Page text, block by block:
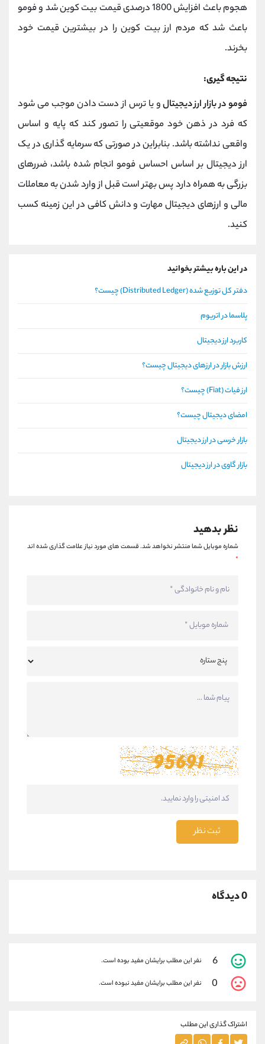
هجوم باعث افزایش 1800 درصدی قیمت بیت کوین شد و فومو
باعث شد که مردم ارز بیت کوین را در بیشترین قیمت خود
بخرند.
نتیجه گیری:
فومو در بازار ارز دیجیتالو یا ترس از دست دادن موجب می شود
که فرد در ذهن خود موقعیتی را تصور کند که پایه و اساس
واقعی نداشته باشد. بنابراین در صورتی که سرمایه گذاری در یک
ارز دیجیتال بر اساس احساس فومو انجام شده باشد، ضررهای
بزرگی به همراه دارد پس بهتر است قبل از وارد شدن به معاملات
مالی و ارزهای دیجیتال مهارت و دانش کافی در این زمینه کسب
کنید.
در این باره بیشتر بخوانید
دفتر کل توزیع شده (Distributed Ledger) چیست؟
پلاسما در اتریوم
کاربرد ارز دیجیتال
ارزش بازار در ارزهای دیجیتال چیست؟
ارز فیات (Fiat) چیست؟
امضای دیجیتال چیست؟
بازار خرسی در ارز دیجیتال
بازار گاوی در ارز دیجیتال
نظر بدهید
شماره موبایل شما منتشر نخواهد شد.قسمت های مورد نیاز علامت گذاری شده اند
*
ثبت نظر
0 دیدگاه
6 نفر این مطلب برایشان مفید بوده است.
0 نفر این مطلب برایشان مفید نبوده است.
اشتراک گذاری این مطلب